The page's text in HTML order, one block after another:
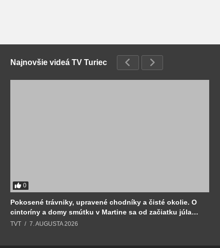
Najnovšie videá TV Turiec
0
Pokosené trávniky, upravené chodníky a čisté okolie. O
cintoríny a domy smútku v Martine sa od začiatku júla
stará Sociálny podnik.
TVT 7. AUGUSTA 2026